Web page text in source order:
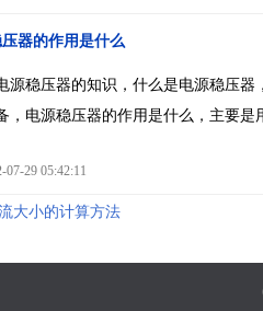
器的作用是什么
源稳压器的知识，什么是电源稳压
，电源稳压器的作用是什么，主要
07-29 05:42:11
大小的计算方法